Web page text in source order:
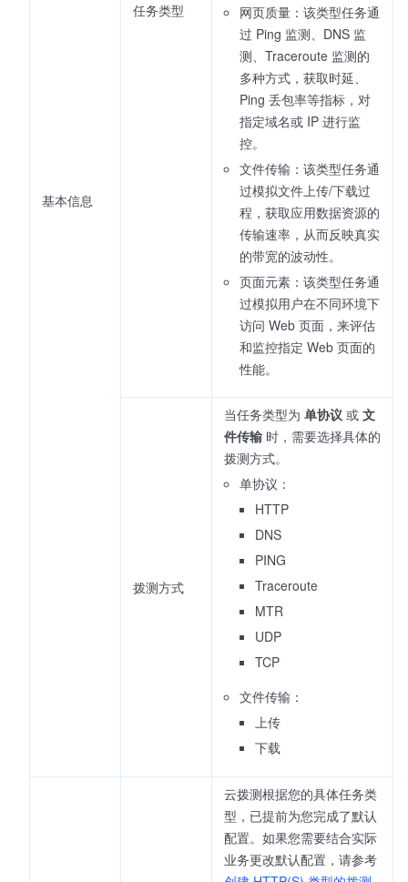
基本信息
任务类型
网页质量：该类型任务通
过 Ping 监测、DNS 监
测、Traceroute 监测的
多种方式，获取时延、
Ping 丢包率等指标，对
指定域名或 IP 进行监
控。
文件传输：该类型任务通
过模拟文件上传/下载过
程，获取应用数据资源的
传输速率，从而反映真实
的带宽的波动性。
页面元素：该类型任务通
过模拟用户在不同环境下
访问 Web 页面，来评估
和监控指定 Web 页面的
性能。
拨测方式
当任务类型为 单协议 或 文
件传输 时，需要选择具体的
拨测方式。
单协议：
HTTP
DNS
PING
Traceroute
MTR
UDP
TCP
文件传输：
上传
下载
云拨测根据您的具体任务类
型，已提前为您完成了默认
配置。如果您需要结合实际
业务更改默认配置，请参考